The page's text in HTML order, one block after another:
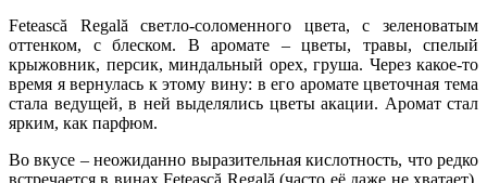
Fetească Regală светло-соломенного цвета, с зеленоватым
оттенком, с блеском. В аромате – цветы, травы, спелый
крыжовник, персик, миндальный орех, груша. Через какое-то
время я вернулась к этому вину: в его аромате цветочная тема
стала ведущей, в ней выделялись цветы акации. Аромат стал
ярким, как парфюм.
Во вкусе – неожиданно выразительная кислотность, что редко